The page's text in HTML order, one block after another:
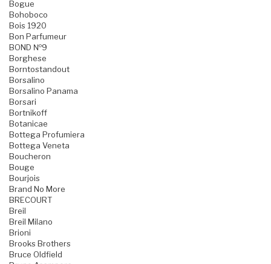
Bogue
Bohoboco
Bois 1920
Bon Parfumeur
BOND №9
Borghese
Borntostandout
Borsalino
Borsalino Panama
Borsari
Bortnikoff
Botanicae
Bottega Profumiera
Bottega Veneta
Boucheron
Bouge
Bourjois
Brand No More
BRECOURT
Breil
Breil Milano
Brioni
Brooks Brothers
Bruce Oldfield